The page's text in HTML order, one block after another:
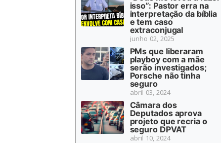
isso”: Pastor erra na
interpretação da bíblia
e tem caso
extraconjugal
junho 02, 2025
PMs que liberaram
playboy com a mãe
serão investigados;
Porsche não tinha
seguro
abril 03, 2024
Câmara dos
Deputados aprova
projeto que recria o
seguro DPVAT
abril 10, 2024